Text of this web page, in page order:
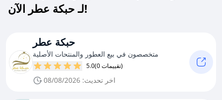
لـ حبكة عطر الآن!
حبكة عطر
متخصصون في بيع العطور والمنتحات الأصلية
5.0 (0 تقييمات)
اخر تحديث: 08/08/2026